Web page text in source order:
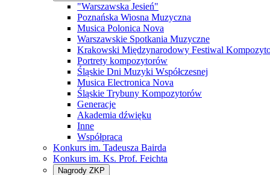
"Warszawska Jesień"
Poznańska Wiosna Muzyczna
Musica Polonica Nova
Warszawskie Spotkania Muzyczne
Krakowski Międzynarodowy Festiwal
Portrety kompozytorów
Śląskie Dni Muzyki Współczesnej
Musica Electronica Nova
Śląskie Trybuny Kompozytorów
Generacje
Akademia dźwięku
Inne
Współpraca
Konkurs im. Tadeusza Bairda
Konkurs im. Ks. Prof. Feichta
Nagrody ZKP